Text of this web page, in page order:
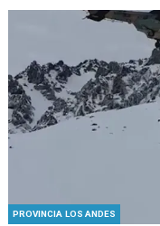
PROVINCIA LOS ANDES